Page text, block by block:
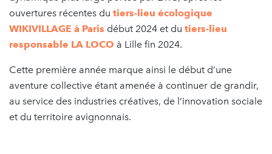
ouvertures récentes du tiers-lieu écologique
WIKIVILLAGE à Paris début 2024 et du tiers-lieu
responsable LA LOCO à Lille fin 2024.
Cette première année marque ainsi le début d’une
aventure collective étant amenée à continuer de grandir,
au service des industries créatives, de l’innovation sociale
et du territoire avignonnais.